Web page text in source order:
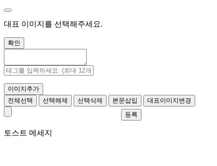
대표 이미지를 선택해주세요.
확인
이미지추가
전체선택
선택해제 선택삭제 본문삽입
대표이미지변경
등록
토스트 메세지